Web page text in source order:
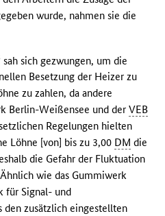
wurde, nahmen sie die
sah sich gezwungen, um die
Besetzung der Heizer zu
zu zahlen, da andere
Berlin-Weißensee und derVEB
Regelungen hielten
Löhne [von] bis zu 3,00 DM die
die Gefahr der Fluktuation
wie das Gummiwerk
für Signal- und
den zusätzlich eingestellten